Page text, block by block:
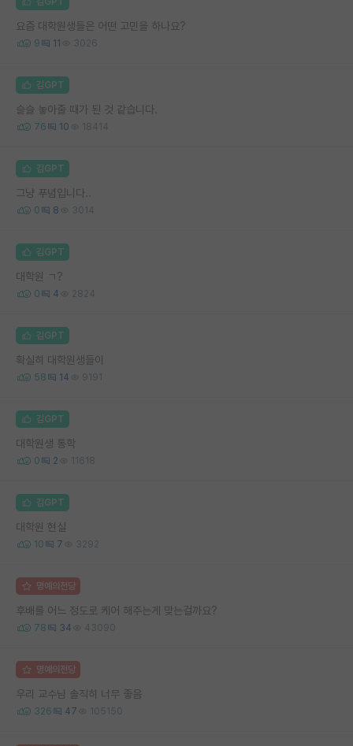
요즘 대학원생들은 어떤 고민을 하나요?
9 11 3026
김GPT
슬슬 놓아줄 때가 된 것 같습니다.
76 10 18414
김GPT
그냥 푸념입니다..
0 8 3014
김GPT
대학원 ㄱ?
0 4 2824
김GPT
확실히 대학원생들이
58 14 9191
김GPT
대학원생 통학
0 2 11618
김GPT
대학원 현실
10 7 3292
명예의전당
후배를 어느 정도로 케어 해주는게 맞는걸까요?
78 34 43090
명예의전당
우리 교수님 솔직히 너무 좋음
326 47 105150